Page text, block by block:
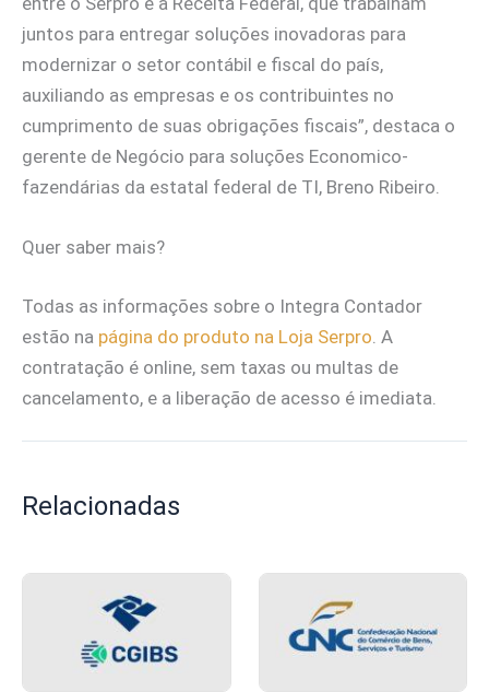
juntos para entregar soluções inovadoras para
modernizar o setor contábil e fiscal do país,
auxiliando as empresas e os contribuintes no
cumprimento de suas obrigações fiscais”, destaca o
gerente de Negócio para soluções Economico-
fazendárias da estatal federal de TI, Breno Ribeiro.
Quer saber mais?
Todas as informações sobre o Integra Contador
estão na página do produto na Loja Serpro . A
contratação é online, sem taxas ou multas de
cancelamento, e a liberação de acesso é imediata.
Relacionadas